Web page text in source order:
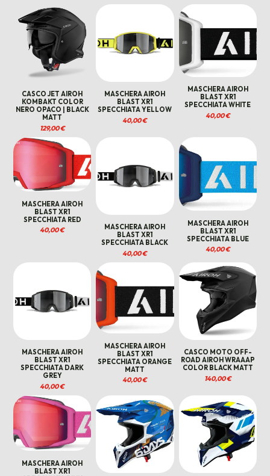
CASCO JET AIROH
KOMBAKT COLOR
NERO OPACO | BLACK
MATT
129,00€
MASCHERA AIROH
BLAST XR1
SPECCHIATA YELLOW
40,00€
MASCHERA AIROH
BLAST XR1
SPECCHIATA WHITE
40,00€
MASCHERA AIROH
BLAST XR1
SPECCHIATA RED
40,00€
MASCHERA AIROH
BLAST XR1
SPECCHIATA BLACK
40,00€
MASCHERA AIROH
BLAST XR1
SPECCHIATA BLUE
40,00€
MASCHERA AIROH
BLAST XR1
SPECCHIATA DARK
GREY
40,00€
MASCHERA AIROH
BLAST XR1
SPECCHIATA ORANGE
MATT
40,00€
CASCO MOTO OFF-
ROAD AIROH WRAAAP
COLOR BLACK MATT
140,00€
MASCHERA AIROH
BLAST XR1